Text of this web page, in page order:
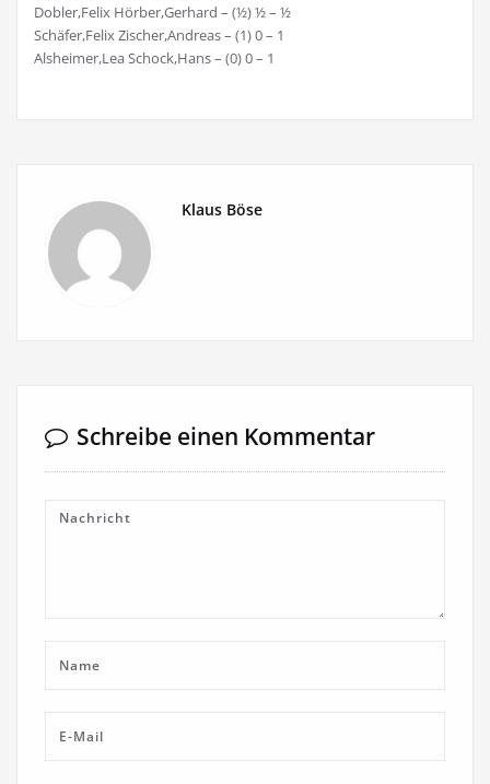
Dobler,Felix Hörber,Gerhard – (½) ½ – ½
Schäfer,Felix Zischer,Andreas – (1) 0 – 1
Alsheimer,Lea Schock,Hans – (0) 0 – 1
Klaus Böse
Schreibe einen Kommentar